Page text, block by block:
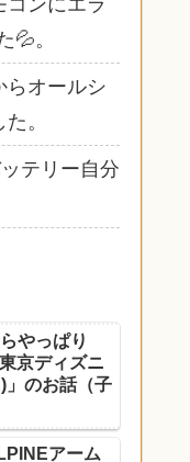
コンにエラ
💦。
らオールシ
。
テリー自分
やっぱり
京ディズニ
」のお話（子
アーム